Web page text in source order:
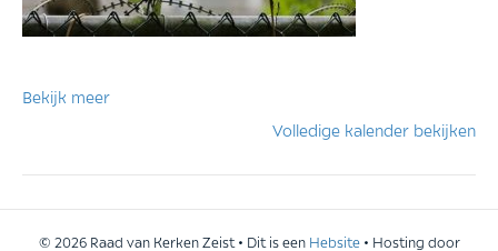
Bekijk meer
Volledige kalender bekijken
© 2026 Raad van Kerken Zeist • Dit is een Hebsite• Hosting door